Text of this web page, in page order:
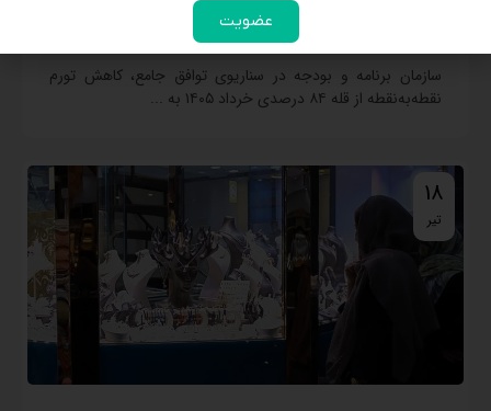
پیش بینی سازمان برنامه و بودجه از نرخ تورم تا پایان سال
سازمان برنامه و بودجه در سناریوی توافق جامع، کاهش تورم
نقطه‌به‌نقطه از قله ۸۴ درصدی خرداد ۱۴۰۵ به ...
18
تیر
عضویت